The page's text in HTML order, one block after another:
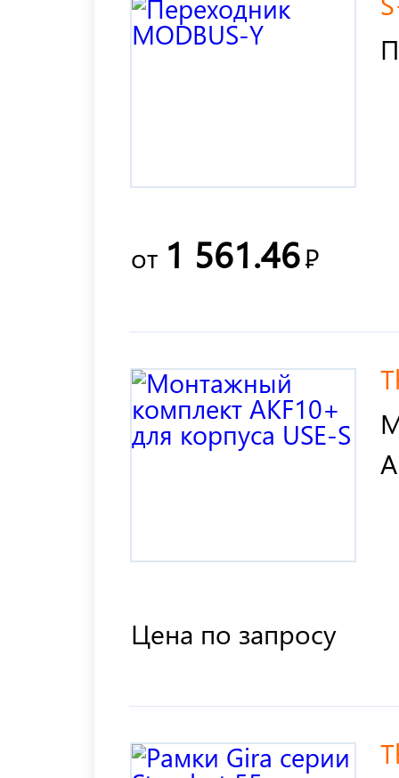
от 1 561.46Р
Цена по запросу